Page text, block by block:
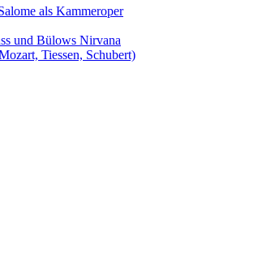
als Kammeroper
und Bülows Nirvana
Tiessen, Schubert)